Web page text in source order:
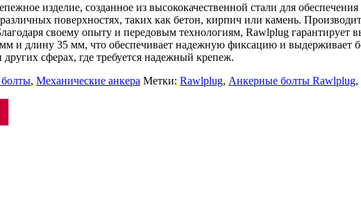
изделие, созданное из высококачественной стали для
поверхностях, таких как бетон, кирпич или камень.
своему опыту и передовым технологиям, Rawlplug гарантирует
и длину 35 мм, что обеспечивает надежную фиксацию и выдерживает
сферах, где требуется надежный крепеж.
, Механические анкера Метки: Rawlplug, Анкерные болты Rawlplug,